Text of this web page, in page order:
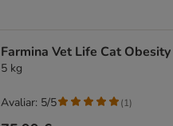
Farmina Vet Life Cat Obesity
5 kg
Avaliar: 5/5 (1)